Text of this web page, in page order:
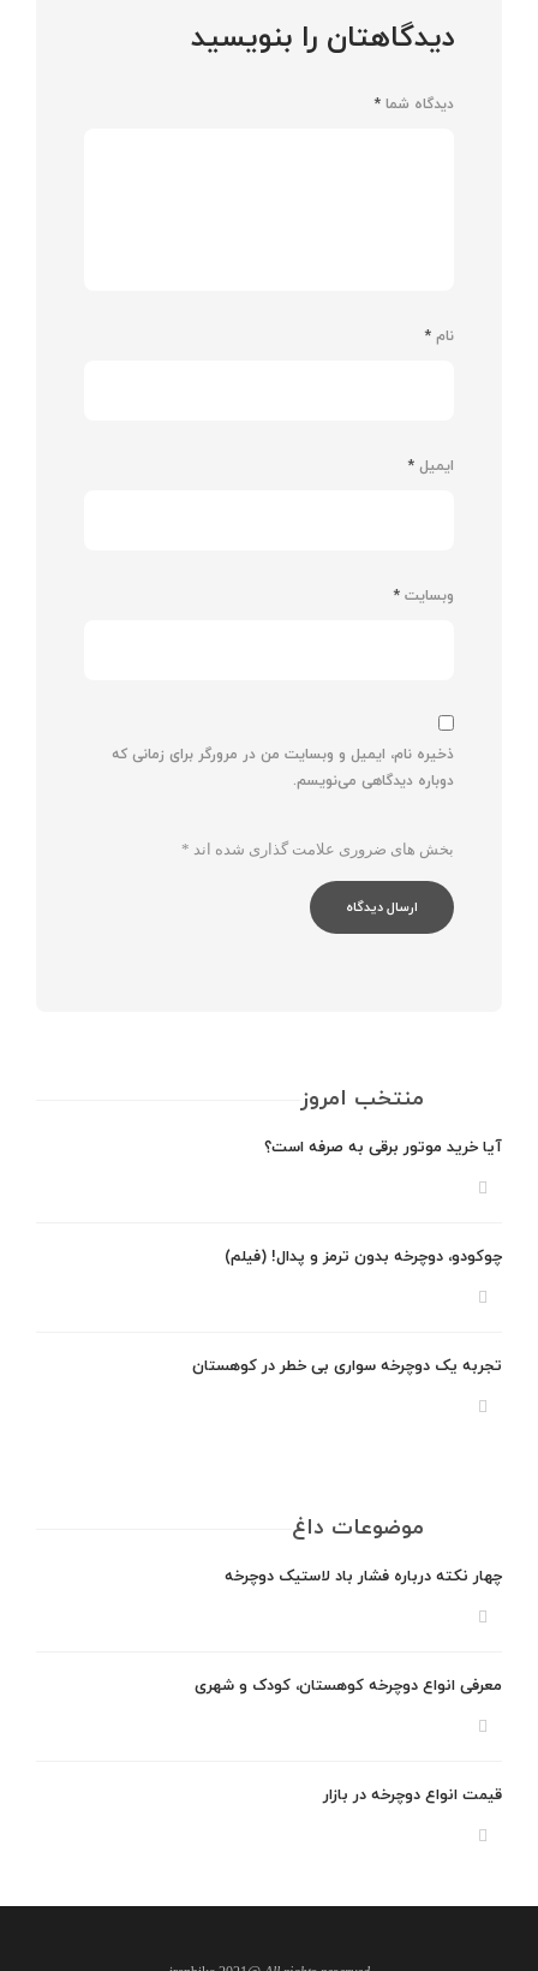
دیدگاهتان را بنویسید
دیدگاه شما *
نام *
ایمیل *
وبسایت *
ذخیره نام، ایمیل و وبسایت من در مرورگر برای زمانی که
دوباره دیدگاهی می‌نویسم.
بخش های ضروری علامت گذاری شده اند *
منتخب امروز
آیا خرید موتور برقی به صرفه است؟
چوکودو، دوچرخه بدون ترمز و پدال! (فیلم)
تجربه یک دوچرخه سواری بی خطر در کوهستان
موضوعات داغ
چهار نکته درباره فشار باد لاستیک دوچرخه
معرفی انواع دوچرخه کوهستان، کودک و شهری
قیمت انواع دوچرخه در بازار